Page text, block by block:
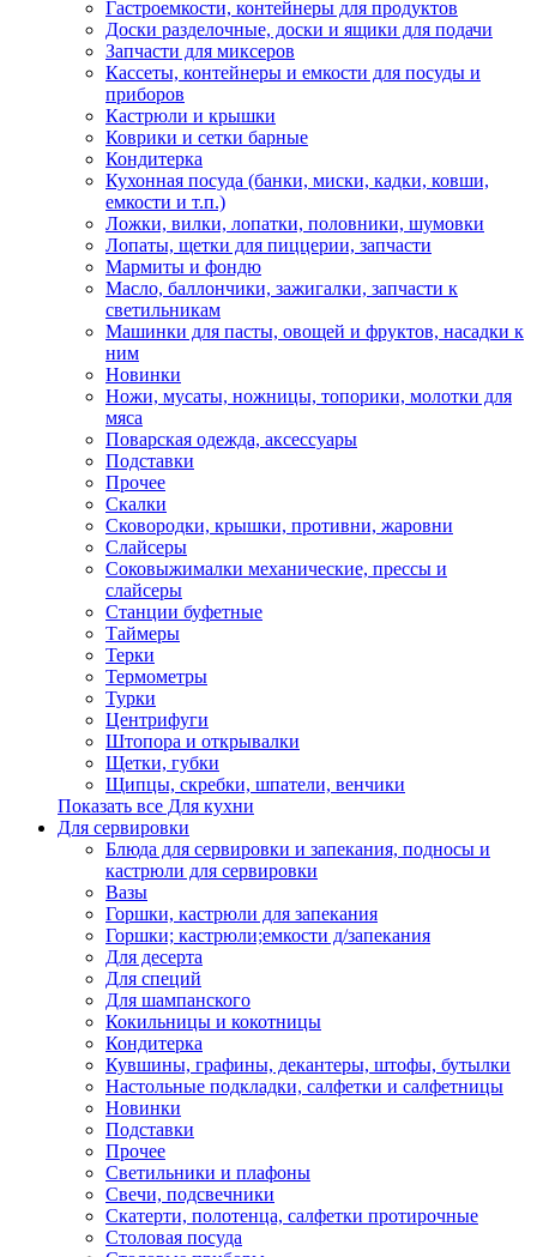
Гастроемкости, контейнеры для продуктов
Доски разделочные, доски и ящики для подачи
Запчасти для миксеров
Кассеты, контейнеры и емкости для посуды и
приборов
Кастрюли и крышки
Коврики и сетки барные
Кондитерка
Кухонная посуда (банки, миски, кадки, ковши,
емкости и т.п.)
Ложки, вилки, лопатки, половники, шумовки
Лопаты, щетки для пиццерии, запчасти
Мармиты и фондю
Масло, баллончики, зажигалки, запчасти к
светильникам
Машинки для пасты, овощей и фруктов, насадки к
ним
Новинки
Ножи, мусаты, ножницы, топорики, молотки для
мяса
Поварская одежда, аксессуары
Подставки
Прочее
Скалки
Сковородки, крышки, противни, жаровни
Слайсеры
Соковыжималки механические, прессы и
слайсеры
Станции буфетные
Таймеры
Терки
Термометры
Турки
Центрифуги
Штопора и открывалки
Щетки, губки
Щипцы, скребки, шпатели, венчики
Показать все Для кухни
Для сервировки
Блюда для сервировки и запекания, подносы и
кастрюли для сервировки
Вазы
Горшки, кастрюли для запекания
Горшки; кастрюли;емкости д/запекания
Для десерта
Для специй
Для шампанского
Кокильницы и кокотницы
Кондитерка
Кувшины, графины, декантеры, штофы, бутылки
Настольные подкладки, салфетки и салфетницы
Новинки
Подставки
Прочее
Светильники и плафоны
Свечи, подсвечники
Скатерти, полотенца, салфетки протирочные
Столовая посуда